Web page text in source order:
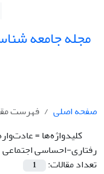
مجله جامعه
صفحه اصلی
فهرست
کلیدواژه‌ها =
رفتاری-احساسی اجتماعی
تعداد مقالات:
1